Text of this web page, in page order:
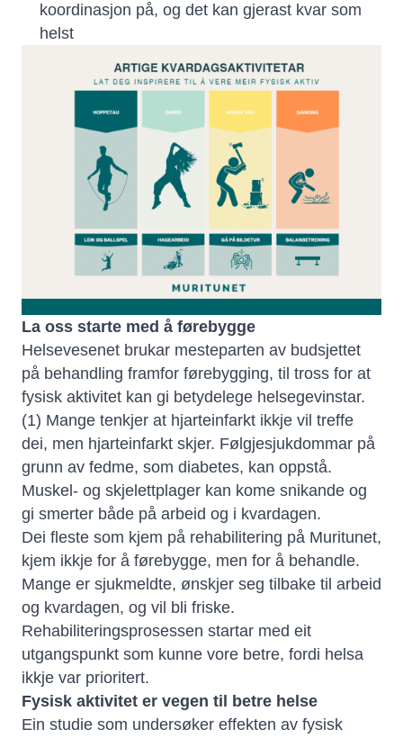
koordinasjon på, og det kan gjerast kvar som
helst
La oss starte med å førebygge
Helsevesenet brukar mesteparten av budsjettet
på behandling framfor førebygging, til tross for at
fysisk aktivitet kan gi betydelege helsegevinstar.
(1) Mange tenkjer at hjarteinfarkt ikkje vil treffe
dei, men hjarteinfarkt skjer. Følgjesjukdommar på
grunn av fedme, som diabetes, kan oppstå.
Muskel- og skjelettplager kan kome snikande og
gi smerter både på arbeid og i kvardagen.
Dei fleste som kjem på rehabilitering på Muritunet,
kjem ikkje for å førebygge, men for å behandle.
Mange er sjukmeldte, ønskjer seg tilbake til arbeid
og kvardagen, og vil bli friske.
Rehabiliteringsprosessen startar med eit
utgangspunkt som kunne vore betre, fordi helsa
ikkje var prioritert.
Fysisk aktivitet er vegen til betre helse
Ein studie som undersøker effekten av fysisk